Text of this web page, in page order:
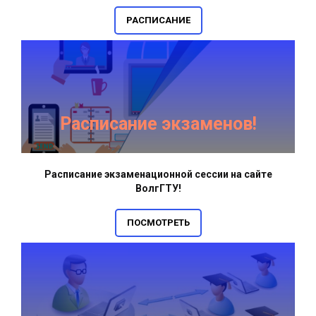
РАСПИСАНИЕ
Расписание экзаменов!
Расписание экзаменационной сессии на сайте
ВолгГТУ!
ПОСМОТРЕТЬ